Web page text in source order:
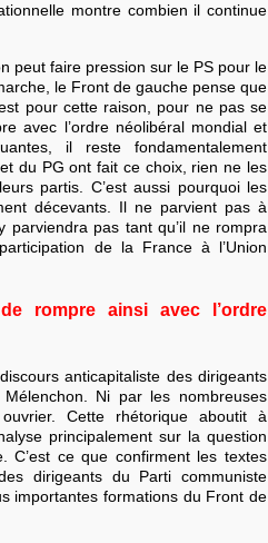
montre combien il continue
peut faire pression sur le PS pour le
le Front de gauche pense que
pour cette raison, pour ne pas se
avec l’ordre néolibéral mondial et
il reste fondamentalement
du PG ont fait ce choix, rien ne les
partis. C’est aussi pourquoi les
décevants. Il ne parvient pas à
parviendra pas tant qu’il ne rompra
de la France à l’Union
rompre ainsi avec l’ordre
anticapitaliste des dirigeants
Ni par les nombreuses
Cette rhétorique aboutit à
principalement sur la question
C’est ce que confirment les textes
dirigeants du Parti communiste
importantes formations du Front de